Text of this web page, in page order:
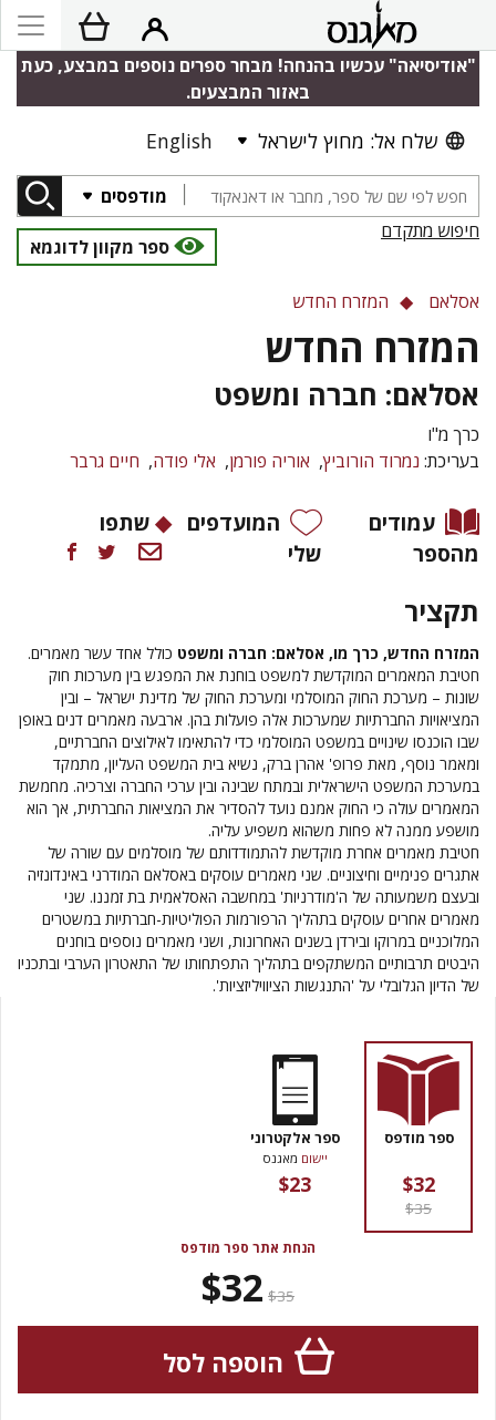
"אודיסיאה" עכשיו בהנחה! מבחר ספרים נוספים במבצע, כעת
באזור המבצעים.
שלח אל: מחוץ לישראל English
מודפסים
חיפוש מתקדם
ספר מקוון לדוגמא
אסלאם המזרח החדש
המזרח החדש
אסלאם: חברה ומשפט
כרך מ"ו
בעריכת: נמרוד הורוביץ אוריה פורמן אלי פודה חיים גרבר
עמודים
מהספר
המועדפים
שלי
שתפו
תקציר
המזרח החדש, כרך מו, אסלאם: חברה ומשפט כולל אחד עשר מאמרים.
חטיבת המאמרים המוקדשת למשפט בוחנת את המפגש בין מערכות חוק
שונות – מערכת החוק המוסלמי ומערכת החוק של מדינת ישראל – ובין
המציאויות החברתיות שמערכות אלה פועלות בהן. ארבעה מאמרים דנים באופן
שבו הוכנסו שינויים במשפט המוסלמי כדי להתאימו לאילוצים החברתיים,
ומאמר נוסף, מאת פרופ' אהרן ברק, נשיא בית המשפט העליון, מתמקד
במערכת המשפט הישראלית ובמתח שבינה ובין ערכי החברה וצרכיה. מחמשת
המאמרים עולה כי החוק אמנם נועד להסדיר את המציאות החברתית, אך הוא
מושפע ממנה לא פחות משהוא משפיע עליה.
חטיבת מאמרים אחרת מוקדשת להתמודדותם של מוסלמים עם שורה של
אתגרים פנימיים וחיצוניים. שני מאמרים עוסקים באסלאם המודרני באינדונזיה
ובעצם משמעותה של ה'מודרניות' במחשבה האסלאמית בת זמננו. שני
מאמרים אחרים עוסקים בתהליך הרפורמות הפוליטיות-חברתיות במשטרים
המלוכניים במרוקו ובירדן בשנים האחרונות, ושני מאמרים נוספים בוחנים
היבטים תרבותיים המשתקפים בתהליך התפתחותו של התאטרון הערבי ובתכניו
של הדיון הגלובלי על 'התנגשות הציוויליזציות'.
ספר מודפס
$32
$35
ספר אלקטרוני
יישום מאגנס
$23
הנחת אתר ספר מודפס
$35
$32
הוספה לסל